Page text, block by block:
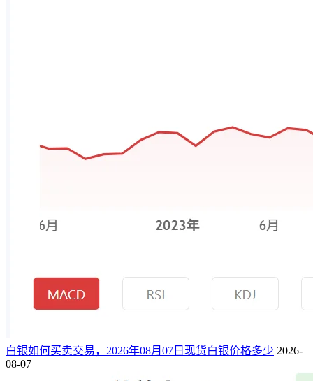
白银如何买卖交易，2026年08月07日现货白银价格多少 2026-
08-07